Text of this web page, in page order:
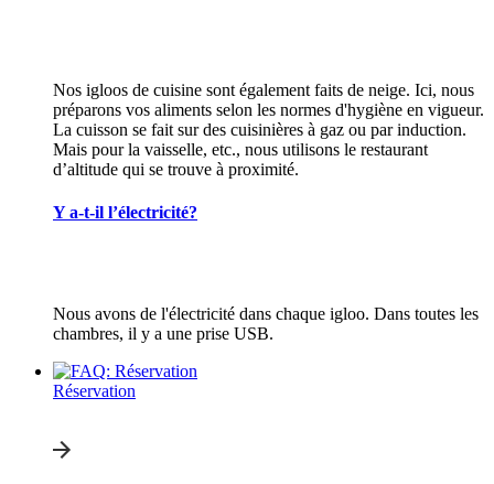
Nos igloos de cuisine sont également faits de neige. Ici, nous
préparons vos aliments selon les normes d'hygiène en vigueur.
La cuisson se fait sur des cuisinières à gaz ou par induction.
Mais pour la vaisselle, etc., nous utilisons le restaurant
d’altitude qui se trouve à proximité.
Y a-t-il l’électricité?
Nous avons de l'électricité dans chaque igloo. Dans toutes les
chambres, il y a une prise USB.
Réservation